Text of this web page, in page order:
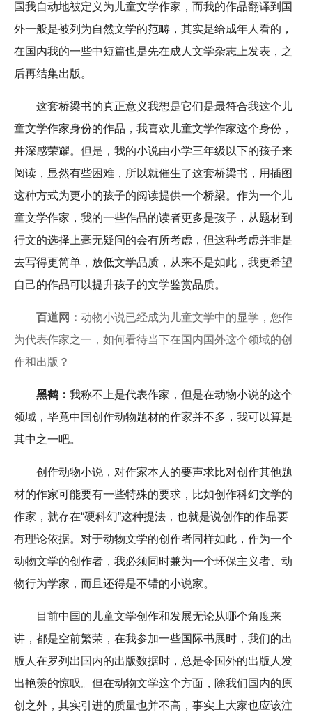
国我自动地被定义为儿童文学作家，而我的作品翻译到国
外一般是被列为自然文学的范畴，其实是给成年人看的，
在国内我的一些中短篇也是先在成人文学杂志上发表，之
后再结集出版。
这套桥梁书的真正意义我想是它们是最符合我这个儿
童文学作家身份的作品，我喜欢儿童文学作家这个身份，
并深感荣耀。但是，我的小说由小学三年级以下的孩子来
阅读，显然有些困难，所以就催生了这套桥梁书，用插图
这种方式为更小的孩子的阅读提供一个桥梁。作为一个儿
童文学作家，我的一些作品的读者更多是孩子，从题材到
行文的选择上毫无疑问的会有所考虑，但这种考虑并非是
去写得更简单，放低文学品质，从来不是如此，我更希望
自己的作品可以提升孩子的文学鉴赏品质。
百道网： 动物小说已经成为儿童文学中的显学，您作
为代表作家之一，如何看待当下在国内国外这个领域的创
作和出版？
黑鹤： 我称不上是代表作家，但是在动物小说的这个
领域，毕竟中国创作动物题材的作家并不多，我可以算是
其中之一吧。
创作动物小说，对作家本人的要声求比对创作其他题
材的作家可能要有一些特殊的要求，比如创作科幻文学的
作家，就存在“硬科幻”这种提法，也就是说创作的作品要
有理论依据。对于动物文学的创作者同样如此，作为一个
动物文学的创作者，我必须同时兼为一个环保主义者、动
物行为学家，而且还得是不错的小说家。
目前中国的儿童文学创作和发展无论从哪个角度来
讲，都是空前繁荣，在我参加一些国际书展时，我们的出
版人在罗列出国内的出版数据时，总是令国外的出版人发
出艳羡的惊叹。但在动物文学这个方面，除我们国内的原
创之外，其实引进的质量也并不高，事实上大家也应该注